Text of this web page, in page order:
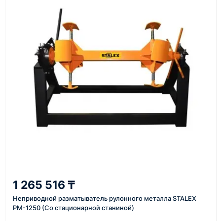
поставщика, наличия товара и условий сделки.
Перед отгрузкой товары проходят визуальную
проверку. По запросу клиента мы можем отправить
фото- или видеоотчёт о состоянии товара на
момент отправки.
Срок поставки зависит от наличия товара у
поставщика, города доставки, габаритов груза,
выбранной транспортной компании и условий
маршрута.
более быстрая отправка. Точный срок
менеджер сообщает при расчёте заказа.
1 265 516 ₸
Неприводной разматыватель рулонного металла STALEX
РМ-1250 (Со стационарной станиной)